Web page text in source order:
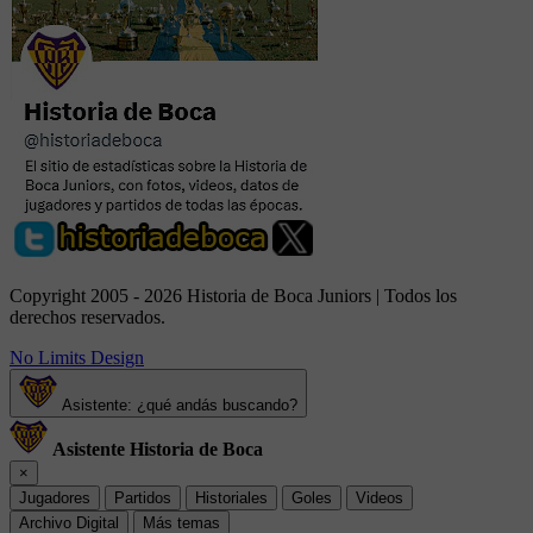
Copyright 2005 - 2026 Historia de Boca Juniors | Todos los
derechos reservados.
No Limits Design
Asistente: ¿qué andás buscando?
Asistente Historia de Boca
×
Jugadores
Partidos Historiales Goles
Videos
Archivo Digital
Más temas